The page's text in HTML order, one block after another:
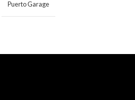
Puerto Garage